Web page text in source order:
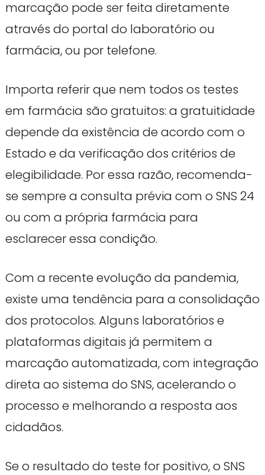
marcação pode ser feita diretamente
através do portal do laboratório ou
farmácia, ou por telefone.
Importa referir que nem todos os testes
em farmácia são gratuitos: a gratuitidade
depende da existência de acordo com o
Estado e da verificação dos critérios de
elegibilidade. Por essa razão, recomenda-
se sempre a consulta prévia com o SNS 24
ou com a própria farmácia para
esclarecer essa condição.
Com a recente evolução da pandemia,
existe uma tendência para a consolidação
dos protocolos. Alguns laboratórios e
plataformas digitais já permitem a
marcação automatizada, com integração
direta ao sistema do SNS, acelerando o
processo e melhorando a resposta aos
cidadãos.
Se o resultado do teste for positivo, o SNS